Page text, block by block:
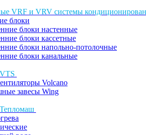
VRF и VRV системы
блоки
блоки настенные
блоки кассетные
блоки напольно-потолочные
блоки канальные
Volcano
завесы Wing